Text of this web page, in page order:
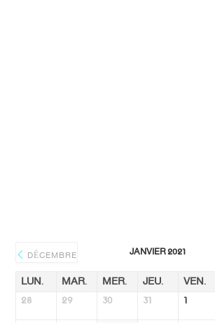
DÉCEMBRE JANVIER 2021
LUN. MAR. MER. JEU. VEN.
28 29 30 31 1